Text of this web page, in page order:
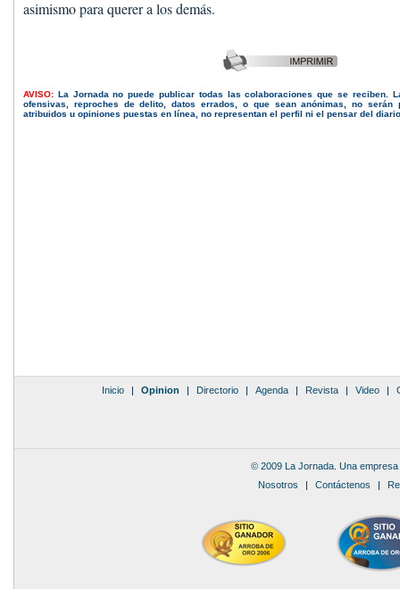
asimismo para querer a los demás.
AVISO: La Jornada no puede publicar todas las colaboraciones que se reciben.
ofensivas, reproches de delito, datos errados, o que sean anónimas, no serán
atribuidos u opiniones puestas en línea, no representan el perfil ni el pensar del
Inicio | Opinion | Directorio | Agenda | Revista | Video |
© 2009 La Jornada. Una
Nosotros | Contáctenos |